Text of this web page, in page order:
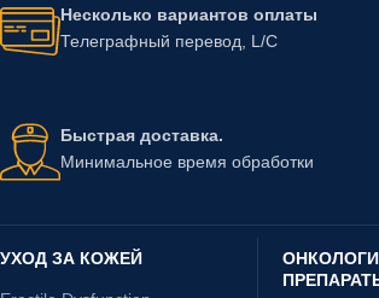
Несколько вариантов оплаты
Телеграфный перевод, L/C
Быстрая доставка.
Минимальное время обработки
УХОД ЗА КОЖЕЙ